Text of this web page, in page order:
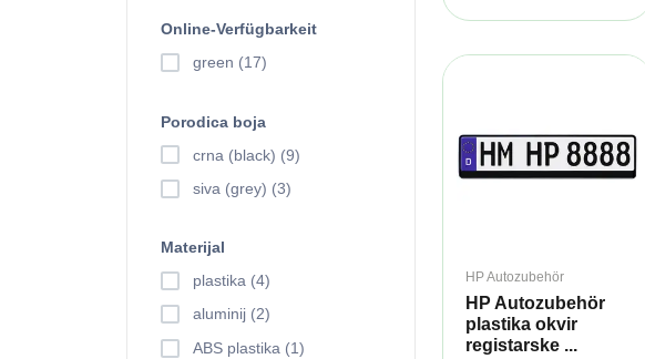
HP Autozubehör
HP Autozubehör
plastika okvir
registarske ...
Online-Verfügbarkeit
green (17)
Porodica boja
crna (black) (9)
siva (grey) (3)
Materijal
plastika (4)
aluminij (2)
ABS plastika (1)